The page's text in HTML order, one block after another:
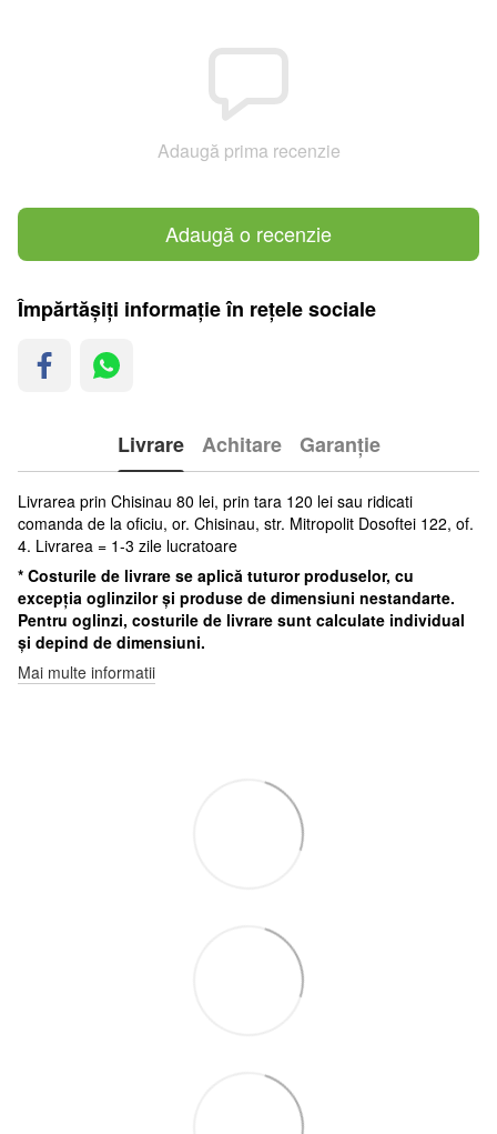
Adaugă prima recenzie
Adaugă o recenzie
Împărtășiți informație în rețele sociale
Livrare Achitare Garanție
Livrarea prin Chisinau 80 lei, prin tara 120 lei sau ridicati
comanda de la oficiu, or. Chisinau, str. Mitropolit Dosoftei 122, of.
4. Livrarea = 1-3 zile lucratoare
* Costurile de livrare se aplică tuturor produselor, cu
excepția oglinzilor și produse de dimensiuni nestandarte.
Pentru oglinzi, costurile de livrare sunt calculate individual
și depind de dimensiuni.
Mai multe informatii